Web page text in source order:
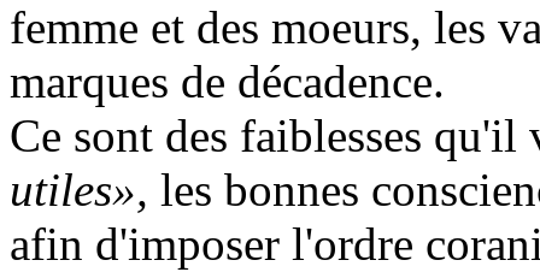
femme et des moeurs, les
marques de décadence.
Ce sont des faiblesses
utiles», les bonnes
afin d'imposer l'ordre